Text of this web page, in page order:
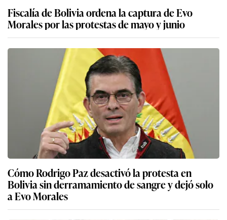
Fiscalía de Bolivia ordena la captura de Evo
Morales por las protestas de mayo y junio
Cómo Rodrigo Paz desactivó la protesta en
Bolivia sin derramamiento de sangre y dejó solo
a Evo Morales